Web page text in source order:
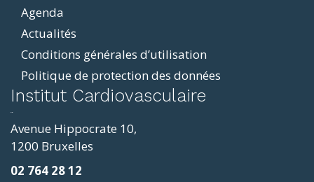
Agenda
Actualités
Conditions générales d’utilisation
Politique de protection des données
Institut Cardiovasculaire
Avenue Hippocrate 10,
1200 Bruxelles
02 764 28 12